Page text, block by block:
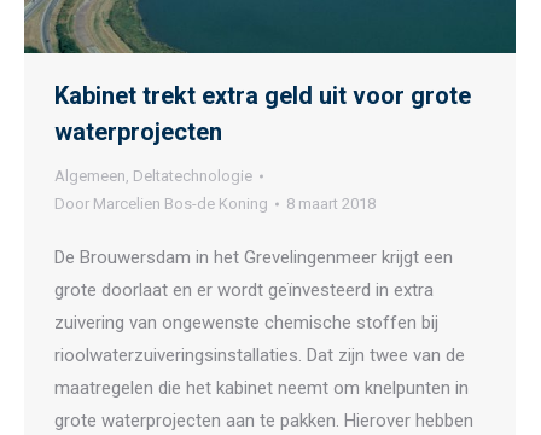
Kabinet trekt extra geld uit voor grote
waterprojecten
Algemeen, Deltatechnologie
Door Marcelien Bos-de Koning 8 maart 2018
De Brouwersdam in het Grevelingenmeer krijgt een
grote doorlaat en er wordt geïnvesteerd in extra
zuivering van ongewenste chemische stoffen bij
rioolwaterzuiveringsinstallaties. Dat zijn twee van de
maatregelen die het kabinet neemt om knelpunten in
grote waterprojecten aan te pakken. Hierover hebben